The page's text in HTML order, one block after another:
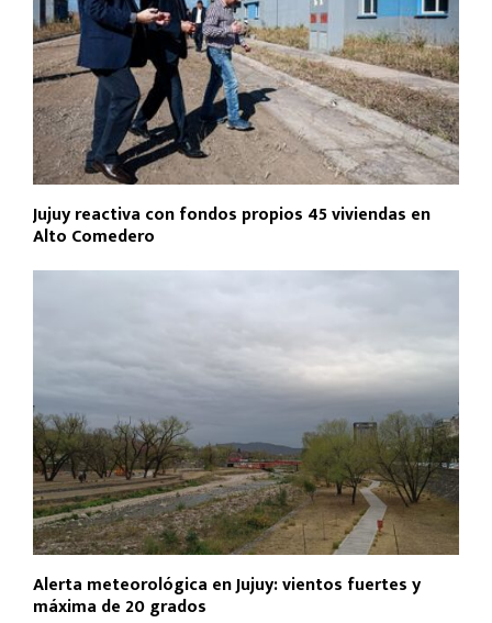
Jujuy reactiva con fondos propios 45 viviendas en
Alto Comedero
Alerta meteorológica en Jujuy: vientos fuertes y
máxima de 20 grados